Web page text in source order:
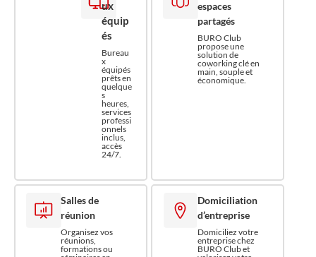
ux
équip
és
Bureau
x
équipés
prêts en
quelque
s
heures,
services
professi
onnels
inclus,
accès
24/7.
espaces
partagés
BURO Club
propose une
solution de
coworking clé en
main, souple et
économique.
Salles de
réunion
Organisez vos
réunions,
formations ou
Domiciliation
d’entreprise
Domiciliez votre
entreprise chez
BURO Club et